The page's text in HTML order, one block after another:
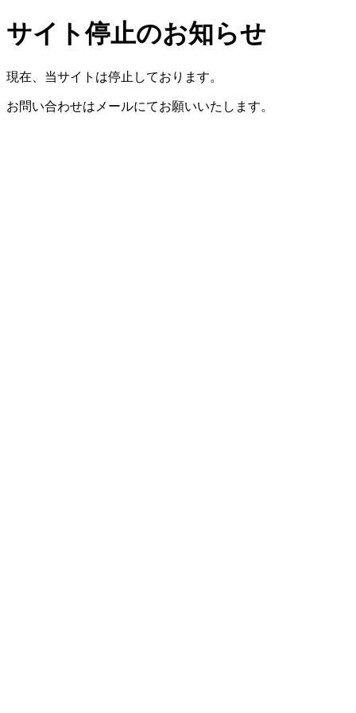
サイト停止のお知らせ
現在、当サイトは停止しております。
お問い合わせはメールにてお願いいたします。